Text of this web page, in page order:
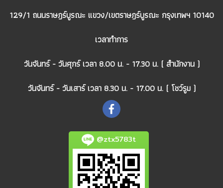
129/1 ถนนราษฎร์บูรณะ แขวง/เขตราษฎร์บูรณะ กรุงเทพฯ 10140
เวลาทำการ
วันจันทร์ - วันศุกร์ เวลา 8.00 น. - 17.30 น. ( สำนักงาน )
วันจันทร์ - วันเสาร์ เวลา 8.30 น. - 17.00 น. ( โชว์รูม )
@ztx5783t